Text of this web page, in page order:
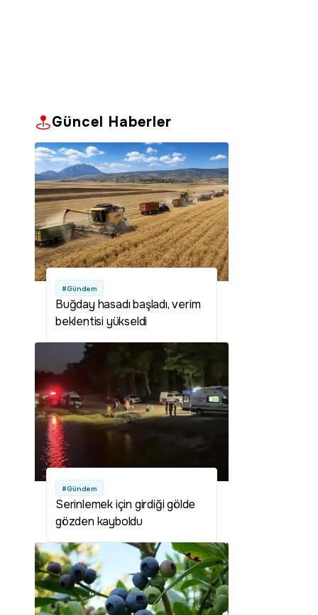
Güncel Haberler
#Gündem
Buğday hasadı başladı, verim
beklentisi yükseldi
#Gündem
Serinlemek için girdiği gölde
gözden kayboldu